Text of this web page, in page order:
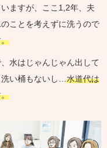
ますが、ここ1,2年、夫
ことを考えずに洗うので
水はじゃんじゃん出して
い桶もないし…水道代は